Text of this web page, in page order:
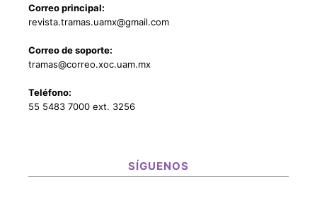
Correo principal:
revista.tramas.uamx@gmail.com
Correo de soporte:
tramas@correo.xoc.uam.mx
Teléfono:
55 5483 7000 ext. 3256
SÍGUENOS